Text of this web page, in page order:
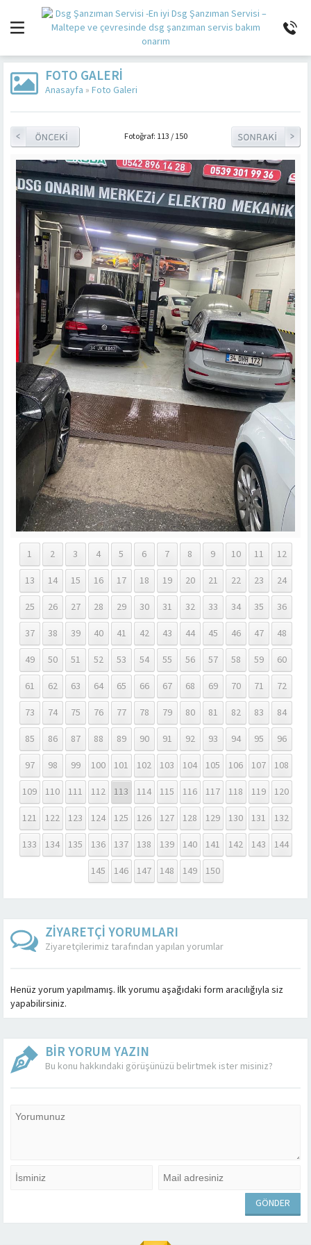
FOTO GALERI
Anasayfa » Foto Galeri
Fotoğraf: 113 / 150
1 2 3 4 5 6 7 8 9 10 11
12
13
14 15 16 17 18 19 20 21 22 23
24
25
26 27 28 29 30 31 32 33 34 35
36
37
38 39 40 41 42 43 44 45 46 47
48
49
50 51 52 53 54 55 56 57 58 59
60
61
62 63 64 65 66 67 68 69 70 71
72
73
74 75 76 77 78 79 80 81 82 83
84
85
86 87 88 89 90 91 92 93 94 95
96
97
98 99 100 101 102 103 104 105 106 107 108
109 110 111 112 113 114 115 116 117 118 119 120
121
122 123 124 125 126 127 128 129 130 131
132
133
134 135 136 137 138 139 140 141 142 143
144
145
146 147 148 149 150
ZİYARETÇİ YORUMLARI
Ziyaretçilerimiz tarafından yapılan yorumlar
Henüz yorum yapılmamış. İlk yorumu aşağıdaki form aracılığıyla siz
yapabilirsiniz.
BİR YORUM YAZIN
Bu konu hakkındaki görüşünüzü belirtmek ister misiniz?